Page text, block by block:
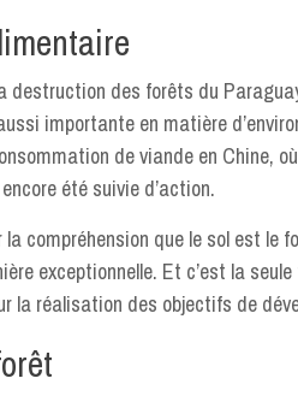
destruction des forêts du
importante en matière
de viande en Chine,
été suivie d’action.
compréhension que le sol est le
exceptionnelle. Et c’est la
la réalisation des objectifs de